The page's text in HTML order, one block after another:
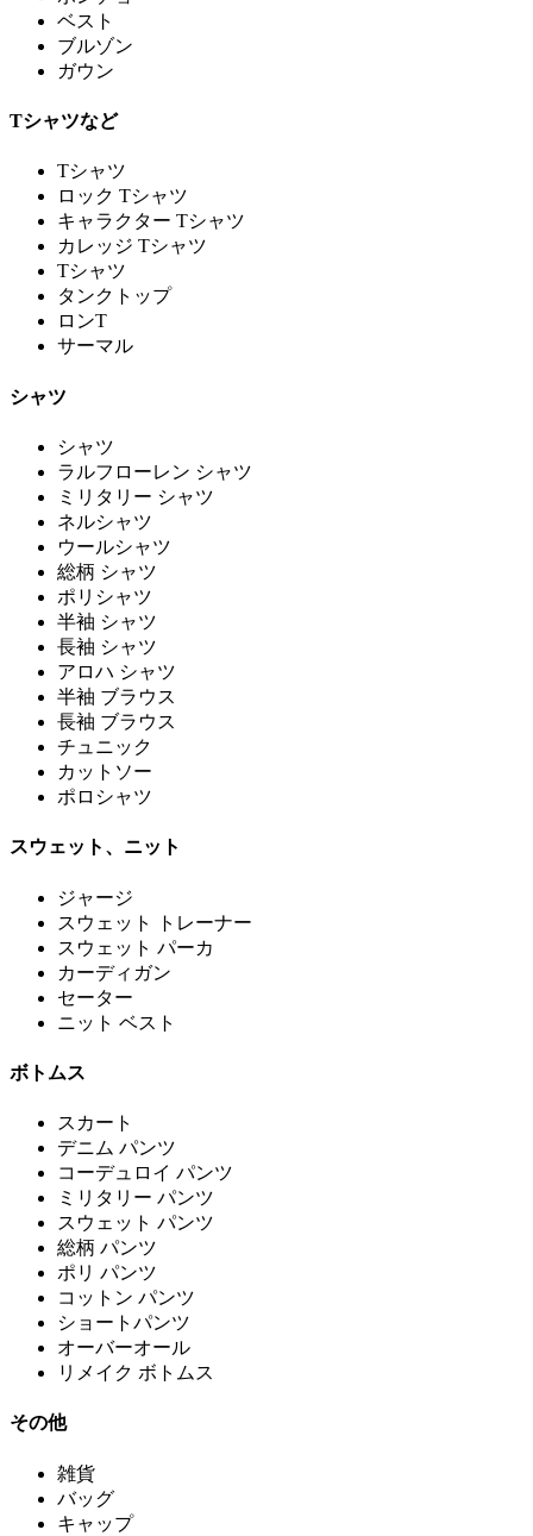
ベスト
ブルゾン
ガウン
Tシャツなど
Tシャツ
ロック Tシャツ
キャラクター Tシャツ
カレッジ Tシャツ
Tシャツ
タンクトップ
ロンT
サーマル
シャツ
シャツ
ラルフローレン シャツ
ミリタリー シャツ
ネルシャツ
ウールシャツ
総柄 シャツ
ポリシャツ
半袖 シャツ
長袖 シャツ
アロハ シャツ
半袖 ブラウス
長袖 ブラウス
チュニック
カットソー
ポロシャツ
スウェット、ニット
ジャージ
スウェット トレーナー
スウェット パーカ
カーディガン
セーター
ニット ベスト
ボトムス
スカート
デニム パンツ
コーデュロイ パンツ
ミリタリー パンツ
スウェット パンツ
総柄 パンツ
ポリ パンツ
コットン パンツ
ショートパンツ
オーバーオール
リメイク ボトムス
その他
雑貨
バッグ
キャップ